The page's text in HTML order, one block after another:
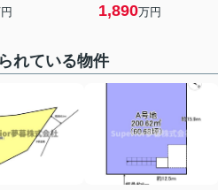
1,890万円
れている物件